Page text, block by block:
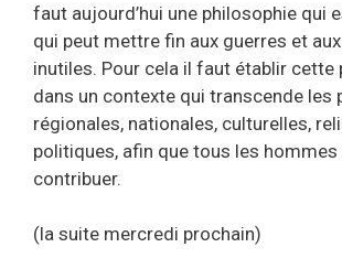
faut aujourd’hui une philosophie qui
qui peut mettre fin aux guerres et
inutiles. Pour cela il faut établir cette
dans un contexte qui transcende les
régionales, nationales, culturelles,
politiques, afin que tous les
contribuer.
(la suite mercredi prochain)